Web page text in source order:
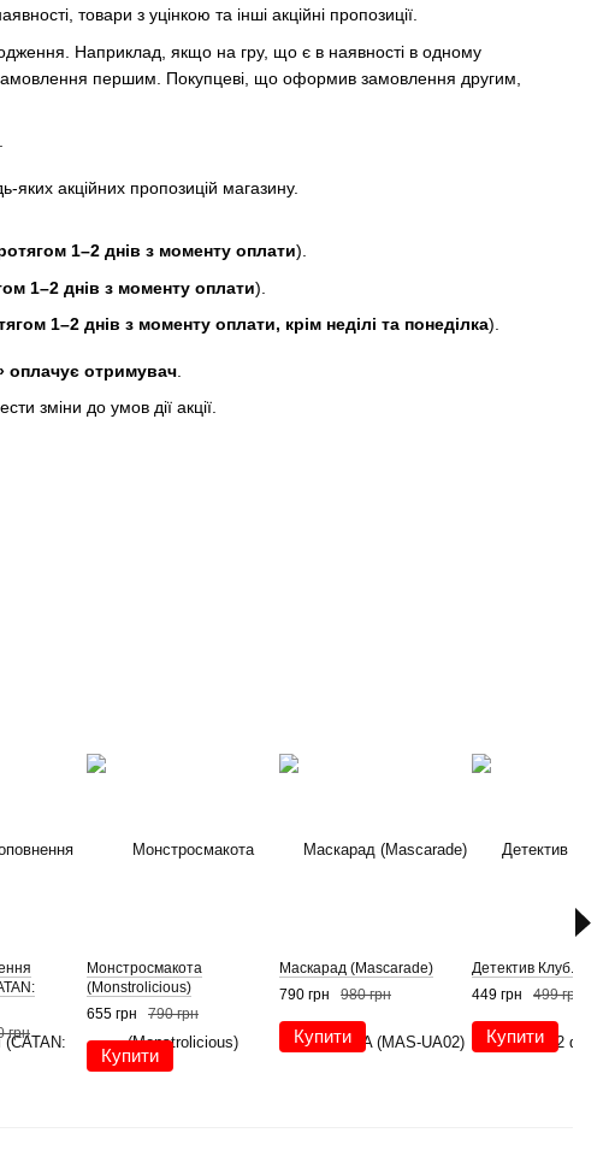
товари з уцінкою та інші акційні пропозиції.
Наприклад, якщо на гру, що є в наявності в одному
першим. Покупцеві, що оформив замовлення другим,
акційних пропозицій магазину.
1–2 днів з моменту оплати).
1–2 днів з моменту оплати).
1–2 днів з моменту оплати, крім неділі та понеділка).
оплачує отримувач
зміни до умов дії акції.
грн
Монстросмакота
(Monstrolicious)
655 грн
790 грн
Купити
Маскарад (Mascarade)
790 грн
980 грн
Купити
Детектив Клуб.
449 грн
499 грн
Купити